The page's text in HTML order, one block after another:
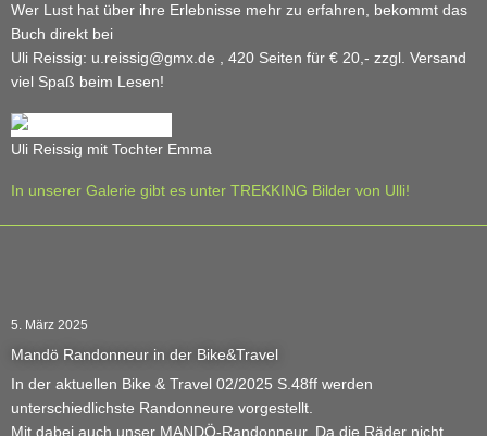
Wer Lust hat über ihre Erlebnisse mehr zu erfahren, bekommt das
Buch direkt bei
Uli Reissig: u.reissig@gmx.de , 420 Seiten für € 20,- zzgl. Versand
viel Spaß beim Lesen!
Uli Reissig mit Tochter Emma
In unserer Galerie gibt es unter TREKKING Bilder von Ulli!
5. März 2025
Mandö Randonneur in der Bike&Travel
In der aktuellen Bike & Travel 02/2025 S.48ff werden
unterschiedlichste Randonneure vorgestellt.
Mit dabei auch unser MANDÖ-Randonneur. Da die Räder nicht